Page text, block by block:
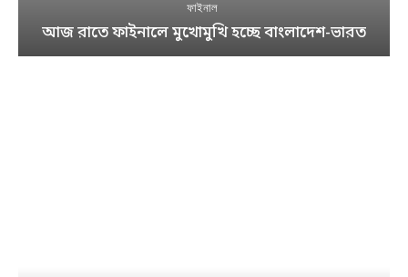
ফাইনাল
আজ রাতে ফাইনালে মুখোমুখি হচ্ছে বাংলাদেশ-ভারত